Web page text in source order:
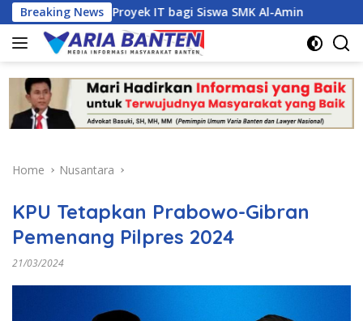
Skip
to
content
Breaking News
Proyek IT bagi Siswa SMK Al-Amin
Home Nusantara
KPU Tetapkan Prabowo-Gibran
Pemenang Pilpres 2024
21/03/2024